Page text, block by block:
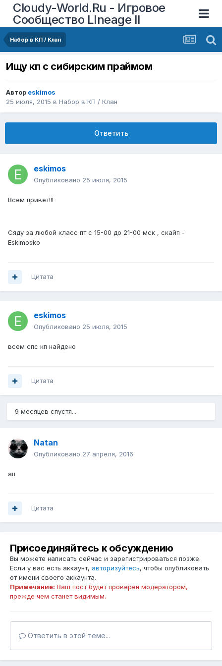
Cloudy-World.Ru - Игровое
Сообщество LIneage II
Набор в КП / Клан
Ищу кп с сибирским праймом
Автор eskimos
25 июля, 2015 в Набор в КП / Клан
Ответить
eskimos
Опубликовано 25 июля, 2015
Всем привет!!!
Сяду за любой класс пт с 15-00 до 21-00 мск , скайп -
Eskimosko
Цитата
eskimos
Опубликовано 25 июля, 2015
всем спс кп найдено
Цитата
9 месяцев спустя...
Natan
Опубликовано 27 апреля, 2016
ап
Цитата
Присоединяйтесь к обсуждению
Вы можете написать сейчас и зарегистрироваться позже.
Если у вас есть аккаунт, авторизуйтесь, чтобы опубликовать
от имени своего аккаунта.
Примечание: Ваш пост будет проверен модератором,
прежде чем станет видимым.
Ответить в этой теме...